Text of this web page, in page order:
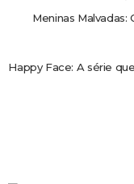
Meninas
Happy Face: A série